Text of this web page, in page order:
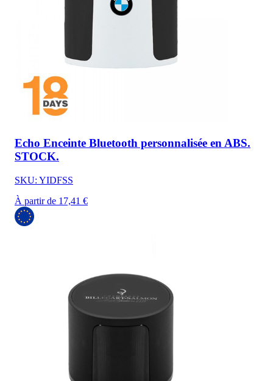
Echo Enceinte Bluetooth personnalisée en ABS.
STOCK.
SKU: YIDFSS
À partir de 17,41 €